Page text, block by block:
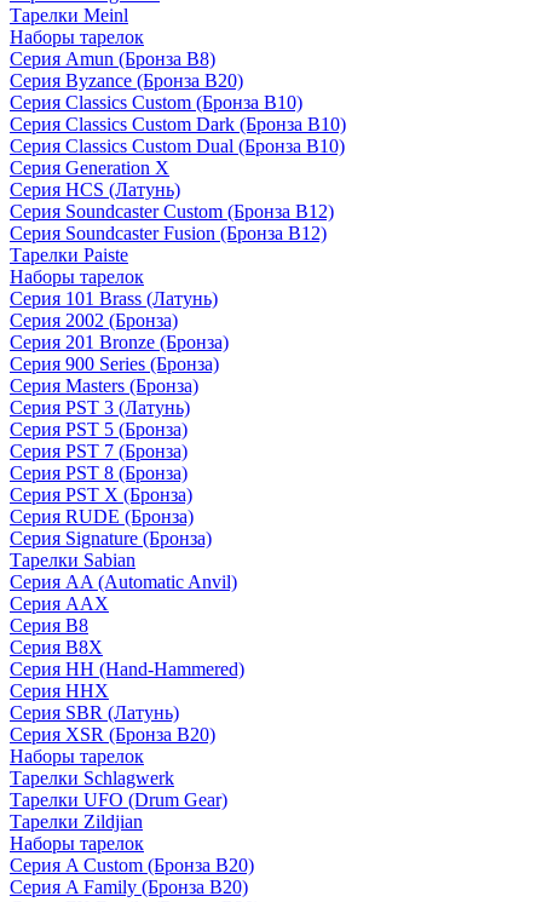
Тарелки Meinl
Наборы тарелок
Серия Amun (Бронза B8)
Серия Byzance (Бронза B20)
Серия Classics Custom (Бронза B10)
Серия Classics Custom Dark (Бронза B10)
Серия Classics Custom Dual (Бронза B10)
Серия Generation X
Серия HCS (Латунь)
Серия Soundcaster Custom (Бронза B12)
Серия Soundcaster Fusion (Бронза B12)
Тарелки Paiste
Наборы тарелок
Серия 101 Brass (Латунь)
Серия 2002 (Бронза)
Серия 201 Bronze (Бронза)
Серия 900 Series (Бронза)
Серия Masters (Бронза)
Серия PST 3 (Латунь)
Серия PST 5 (Бронза)
Серия PST 7 (Бронза)
Серия PST 8 (Бронза)
Серия PST X (Бронза)
Серия RUDE (Бронза)
Серия Signature (Бронза)
Тарелки Sabian
Серия AA (Automatic Anvil)
Серия AAX
Серия B8
Серия B8X
Серия HH (Hand-Hammered)
Серия HHX
Серия SBR (Латунь)
Серия XSR (Бронза B20)
Наборы тарелок
Тарелки Schlagwerk
Тарелки UFO (Drum Gear)
Тарелки Zildjian
Наборы тарелок
Серия A Custom (Бронза B20)
Серия A Family (Бронза B20)